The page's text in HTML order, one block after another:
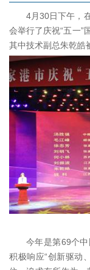
4月30日下午，
会举行了庆祝“五一”
其中技术副总朱乾皓
今年是第69个
积极响应“创新驱动